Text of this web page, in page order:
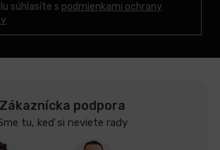
súhlasíte s podmienkami ochrany
Zákaznícka podpora
tu, keď si neviete rady